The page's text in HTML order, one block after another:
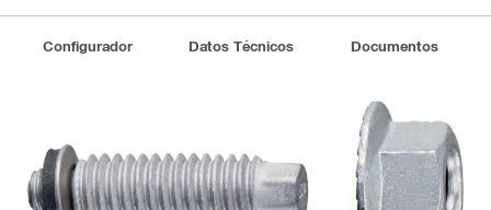
Configurador Datos Técnicos Documentos